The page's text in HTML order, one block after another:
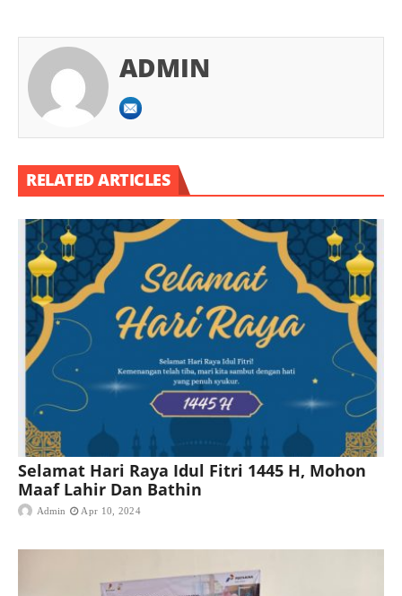
ADMIN
RELATED ARTICLES
Selamat Hari Raya Idul Fitri 1445 H, Mohon
Maaf Lahir Dan Bathin
Admin Apr 10, 2024